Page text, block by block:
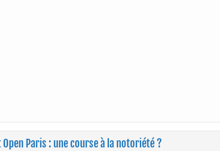
Open Paris : une course à la notoriété ?